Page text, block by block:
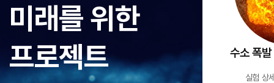
미래를 위한
프로젝트
수소 폭
실험 상